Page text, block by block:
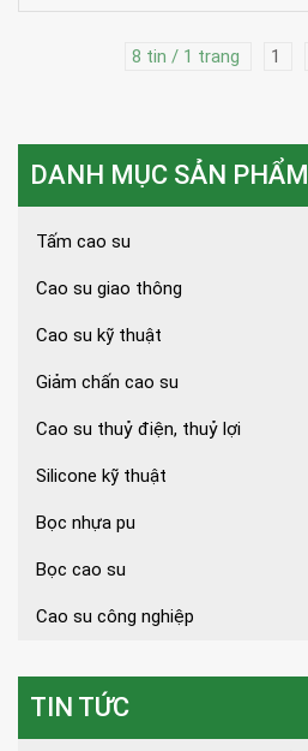
8 tin / 1 trang 1
DANH MỤC SẢN PHẨM
Tấm cao su
Cao su giao thông
Cao su kỹ thuật
Giảm chấn cao su
Cao su thuỷ điện, thuỷ lợi
Silicone kỹ thuật
Bọc nhựa pu
Bọc cao su
Cao su công nghiệp
TIN TỨC